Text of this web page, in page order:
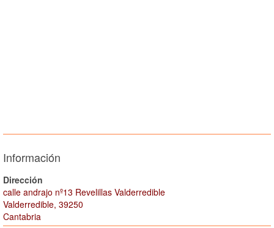
Información
Dirección
calle andrajo nº13 Revelillas Valderredible
Valderredible, 39250
Cantabria